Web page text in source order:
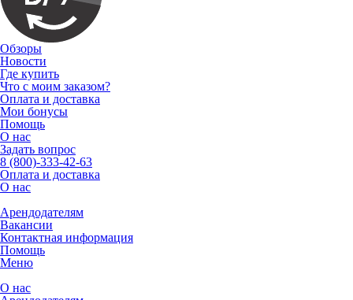
Обзоры
Новости
Где купить
Что с моим заказом?
Оплата и доставка
Мои бонусы
Помощь
О нас
Задать вопрос
8 (800)-333-42-63
Оплата и доставка
О нас
Арендодателям
Вакансии
Контактная информация
Помощь
Меню
О нас